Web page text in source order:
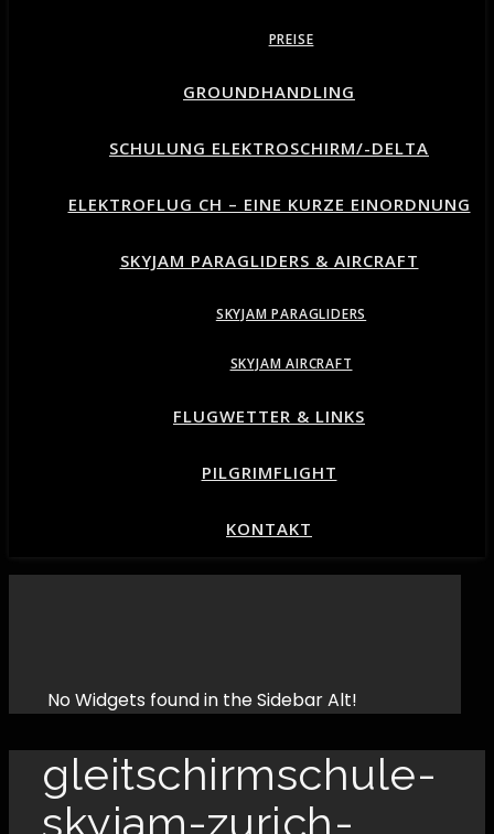
PREISE
GROUNDHANDLING
SCHULUNG ELEKTROSCHIRM/-DELTA
ELEKTROFLUG CH – EINE KURZE EINORDNUNG
SKYJAM PARAGLIDERS & AIRCRAFT
SKYJAM PARAGLIDERS
SKYJAM AIRCRAFT
FLUGWETTER & LINKS
PILGRIMFLIGHT
KONTAKT
No Widgets found in the Sidebar Alt!
gleitschirmschule-
skyjam-zurich-